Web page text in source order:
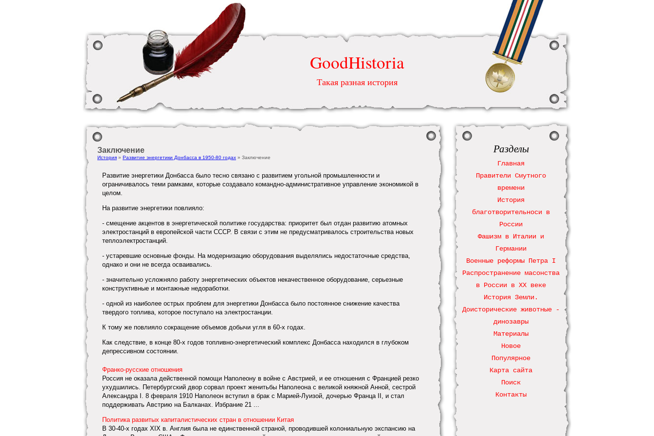
GoodHistoria
Такая разная история
Заключение
История » Развитие энергетики Донбасса в 1950-80 годах » Заключение
Развитие энергетики Донбасса было тесно связано с развитием угольной промышленности и
ограничивалось теми рамками, которые создавало командно-административное управление экономикой в
целом.
На развитие энергетики повлияло:
- смещение акцентов в энергетической политике государства: приоритет был отдан развитию атомных
электростанций в европейской части СССР. В связи с этим не предусматривалось строительства новых
теплоэлектростанций.
- устаревшие основные фонды. На модернизацию оборудования выделялись недостаточные средства,
однако и они не всегда осваивались.
- значительно усложняло работу энергетических объектов некачественное оборудование, серьезные
конструктивные и монтажные недоработки.
- одной из наиболее острых проблем для энергетики Донбасса было постоянное снижение качества
твердого топлива, которое поступало на электростанции.
К тому же повлияло сокращение объемов добычи угля в 60-х годах.
Как следствие, в конце 80-х годов топливно-энергетический комплекс Донбасса находился в глубоком
депрессивном состоянии.
Франко-русские отношения
Россия не оказала действенной помощи Наполеону в войне с Австрией, и ее отношения с Францией резко
ухудшились. Петербургский двор сорвал проект женитьбы Наполеона с великой княжной Анной, сестрой
Александра I. 8 февраля 1910 Наполеон вступил в брак с Марией-Луизой, дочерью Франца II, и стал
поддерживать Австрию на Балканах. Избрание 21 ...
Политика развитых капиталистических стран в отношении Китая
В 30-40-х годах XIX в. Англия была не единственной страной, проводившей колониальную экспансию на
Разделы
Главная
Правители Смутного
времени
История
благотворительноси в
России
Фашизм в Италии и
Германии
Военные реформы Петра І
Распространение масонства
в России в ХХ веке
История Земли.
Доисторические животные -
динозавры
Материалы
Новое
Популярное
Карта сайта
Поиск
Контакты